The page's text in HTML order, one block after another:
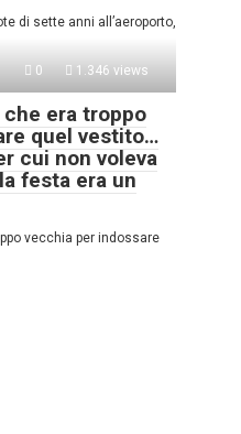
di sette anni all’aeroporto,
0 1.346 views
era troppo
quel vestito…
cui non voleva
festa era un
vecchia per indossare